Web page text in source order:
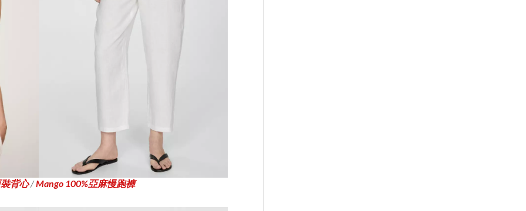
背心/Mango 100%亞麻慢跑褲